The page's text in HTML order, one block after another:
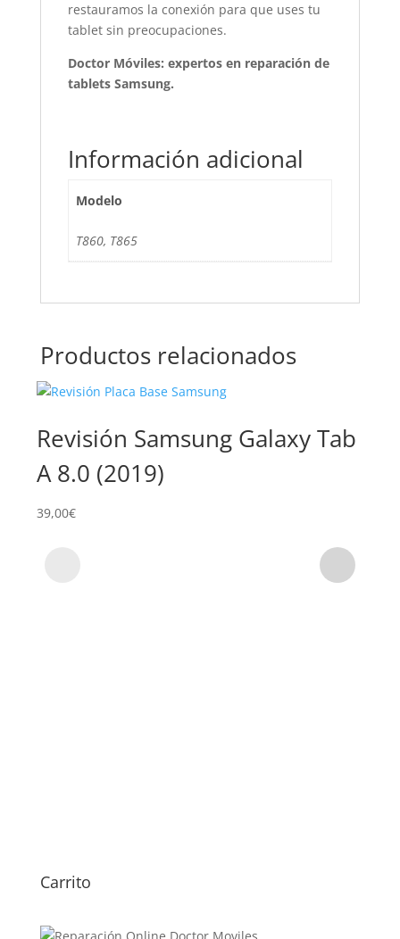
restauramos la conexión para que uses tu
tablet sin preocupaciones.
Doctor Móviles: expertos en reparación de
tablets Samsung.
Información adicional
Modelo
T860, T865
Productos relacionados
Revisión Samsung Galaxy Tab
A 8.0 (2019)
39,00€
Carrito